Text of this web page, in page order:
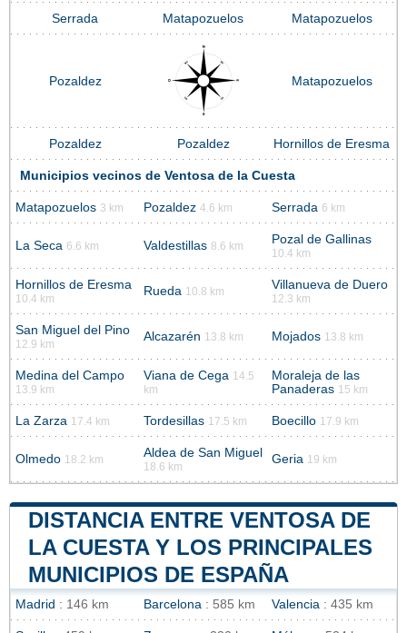
Serrada Matapozuelos Matapozuelos
Pozaldez Matapozuelos
Pozaldez Pozaldez Hornillos de Eresma
Municipios vecinos de Ventosa de la Cuesta
Matapozuelos 3 km Pozaldez 4.6 km Serrada 6 km
La Seca 6.6 km Valdestillas 8.6 km Pozal de Gallinas
10.4 km
Hornillos de Eresma
10.4 km
Rueda 10.8 km Villanueva de Duero
12.3 km
San Miguel del Pino
12.9 km
Alcazarén 13.8 km Mojados 13.8 km
Medina del Campo
13.9 km
Viana de Cega 14.5
km
Moraleja de las
Panaderas 15 km
La Zarza 17.4 km Tordesillas 17.5 km Boecillo 17.9 km
Olmedo 18.2 km Aldea de San Miguel
18.6 km
Geria 19 km
DISTANCIA ENTRE VENTOSA DE
LA CUESTA Y LOS PRINCIPALES
MUNICIPIOS DE ESPAÑA
Madrid : 146 km Barcelona : 585 km Valencia : 435 km